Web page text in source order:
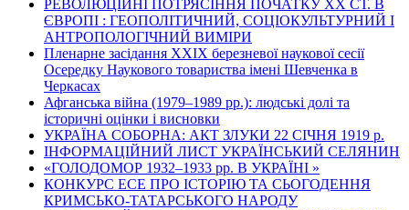
РЕВОЛЮЦІЙНІ ПОТРЯСІННЯ ПОЧАТКУ ХХ СТ. В
ЄВРОПІ : ГЕОПОЛІТИЧНИЙ, СОЦІОКУЛЬТУРНИЙ І
АНТРОПОЛОГІЧНИЙ ВИМІРИ
Пленарне засідання ХХІХ березневої наукової сесії
Осередку Наукового товариства імені Шевченка в
Черкасах
Афганська війна (1979–1989 рр.): людські долі та
історичні оцінки і висновки
УКРАЇНА СОБОРНА: АКТ ЗЛУКИ 22 СІЧНЯ 1919 р.
ІНФОРМАЦІЙНИЙ ЛИСТ УКРАЇНСЬКИЙ СЕЛЯНИН
«ГОЛОДОМОР 1932–1933 рр. В УКРАЇНІ »
КОНКУРС ЕСЕ ПРО ІСТОРІЮ ТА СЬОГОДЕННЯ
КРИМСЬКО-ТАТАРСЬКОГО НАРОДУ